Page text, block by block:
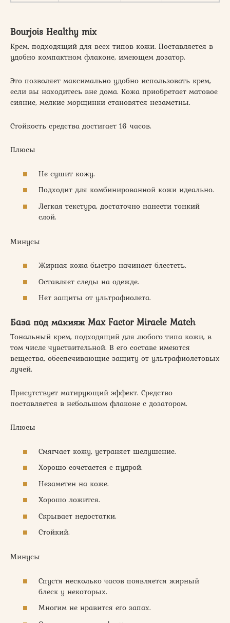
Bourjois Healthy mix
Крем, подходящий для всех типов кожи. Поставляется в
удобно компактном флаконе, имеющем дозатор.
Это позволяет максимально удобно использовать крем,
если вы находитесь вне дома. Кожа приобретает матовое
сияние, мелкие морщинки становятся незаметны.
Стойкость средства достигает 16 часов.
Плюсы
Не сушит кожу.
Подходит для комбинированной кожи идеально.
Легкая текстура, достаточно нанести тонкий
слой.
Минусы
Жирная кожа быстро начинает блестеть.
Оставляет следы на одежде.
Нет защиты от ультрафиолета.
База под макияж Max Factor Miracle Match
Тональный крем, подходящий для любого типа кожи, в
том числе чувствительной. В его составе имеются
вещества, обеспечивающие защиту от ультрафиолетовых
лучей.
Присутствует матирующий эффект. Средство
поставляется в небольшом флаконе с дозатором.
Плюсы
Смягчает кожу, устраняет шелушение.
Хорошо сочетается с пудрой.
Незаметен на коже.
Хорошо ложится.
Скрывает недостатки.
Стойкий.
Минусы
Спустя несколько часов появляется жирный
блеск у некоторых.
Многим не нравится его запах.